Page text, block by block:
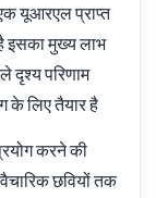
यूआरएल प्राप्त
इसका मुख्य लाभ
दृश्य परिणाम
के लिए तैयार है
करने की
छवियों तक